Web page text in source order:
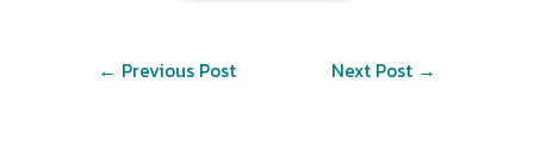
← Previous Post Next Post →